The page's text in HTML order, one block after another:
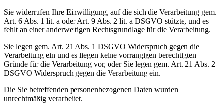
Sie widerrufen Ihre Einwilligung, auf die sich die Verarbeitung gem.
Art. 6 Abs. 1 lit. a oder Art. 9 Abs. 2 lit. a DSGVO stützte, und es
fehlt an einer anderweitigen Rechtsgrundlage für die Verarbeitung.
Sie legen gem. Art. 21 Abs. 1 DSGVO Widerspruch gegen die
Verarbeitung ein und es liegen keine vorrangigen berechtigten
Gründe für die Verarbeitung vor, oder Sie legen gem. Art. 21 Abs. 2
DSGVO Widerspruch gegen die Verarbeitung ein.
Die Sie betreffenden personenbezogenen Daten wurden
unrechtmäßig verarbeitet.